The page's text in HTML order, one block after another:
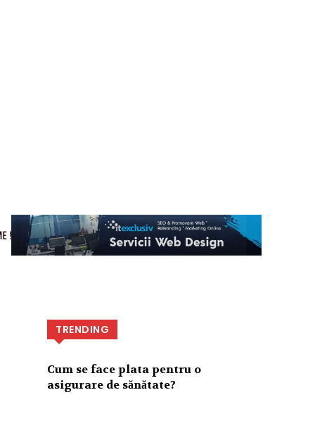
TRENDING
Cum se face plata pentru o
asigurare de sănătate?